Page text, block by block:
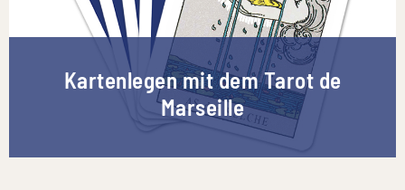
Kartenlegen mit dem Tarot de
Marseille